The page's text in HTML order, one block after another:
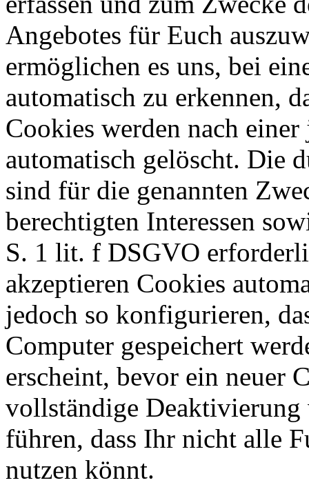
Angebotes für Euch
ermöglichen es uns, bei
automatisch zu erkennen,
Cookies werden nach
automatisch gelöscht. Die
sind für die genannten
berechtigten Interessen
S. 1 lit. f DSGVO
akzeptieren Cookies
jedoch so konfigurieren,
Computer gespeichert
erscheint, bevor ein neuer
vollständige Deaktivierung
führen, dass Ihr nicht alle
nutzen könnt.